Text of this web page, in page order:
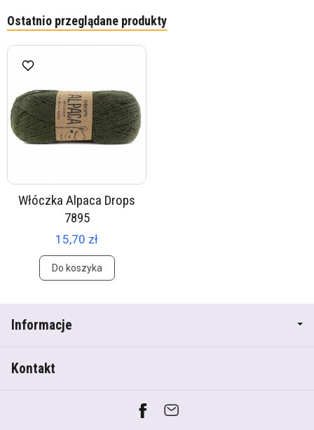
Ostatnio przeglądane produkty
Włóczka Alpaca Drops
7895
15,70 zł
Do koszyka
Informacje
Kontakt